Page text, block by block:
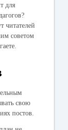
для
читателей
советом
свою
постов.